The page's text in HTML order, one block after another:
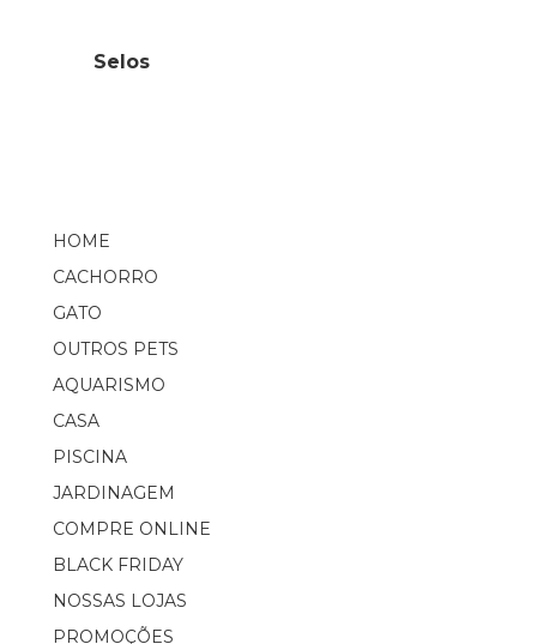
HOME
CACHORRO
GATO
OUTROS PETS
AQUARISMO
CASA
PISCINA
JARDINAGEM
COMPRE ONLINE
BLACK FRIDAY
NOSSAS LOJAS
PROMOÇÕES
Selos